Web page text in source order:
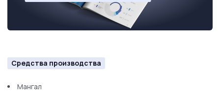
Средства производства
Мангал